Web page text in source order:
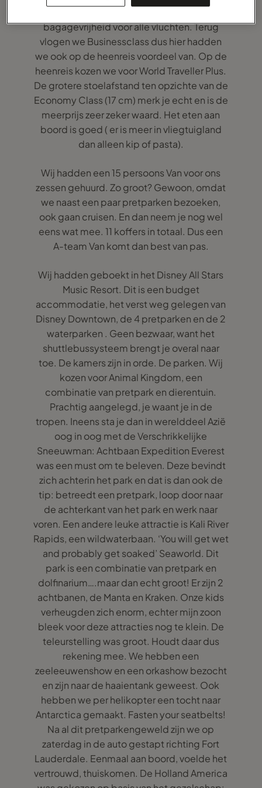
bagagevrijheid voor alle vluchten. Terug
vlogen we Businessclass dus hier hadden
we ook op de heenreis voordeel van. Op de
heenreis kozen we voor World Traveller Plus.
De grotere stoelafstand ten opzichte van de
Economy Class (17 cm) merk je echt en is de
meerprijs zeer zeker waard. Het eten aan
boord is goed ( er is meer in vliegtuigland
dan alleen kip of pasta).
Wij hadden een 15 persoons Van voor ons
zessen gehuurd. Zo groot? Gewoon, omdat
we naast een paar pretparken bezoeken,
ook gaan cruisen. En dan neem je nog wel
eens wat mee. 11 koffers in totaal. Dus een
A-team Van komt dan best van pas.
Wij hadden geboekt in het Disney All Stars
Music Resort. Dit is een budget
accommodatie, het verst weg gelegen van
Disney Downtown, de 4 pretparken en de 2
waterparken . Geen bezwaar, want het
shuttlebussysteem brengt je overal naar
toe. De kamers zijn in orde. De parken. Wij
kozen voor Animal Kingdom, een
combinatie van pretpark en dierentuin.
Prachtig aangelegd, je waant je in de
tropen. Ineens sta je dan in werelddeel Azië
oog in oog met de Verschrikkelijke
Sneeuwman: Achtbaan Expedition Everest
was een must om te beleven. Deze bevindt
zich achterin het park en dat is dan ook de
tip: betreedt een pretpark, loop door naar
de achterkant van het park en werk naar
voren. Een andere leuke attractie is Kali River
Rapids, een wildwaterbaan. ‘You will get wet
and probably get soaked’ Seaworld. Dit
park is een combinatie van pretpark en
dolfinarium….maar dan echt groot! Er zijn 2
achtbanen, de Manta en Kraken. Onze kids
verheugden zich enorm, echter mijn zoon
bleek voor deze attracties nog te klein. De
teleurstelling was groot. Houdt daar dus
rekening mee. We hebben een
zeeleeuwenshow en een orkashow bezocht
en zijn naar de haaientank geweest. Ook
hebben we per helikopter een tocht naar
Antarctica gemaakt. Fasten your seatbelts!
Na al dit pretparkengeweld zijn we op
zaterdag in de auto gestapt richting Fort
Lauderdale. Eenmaal aan boord, voelde het
vertrouwd, thuiskomen. De Holland America